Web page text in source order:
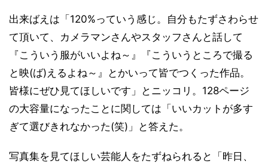
出来ばえは「120%っていう感じ。自分もたずさわらせ
て頂いて、カメラマンさんやスタッフさんと話して
『こういう服がいいよね～』『こういうところで撮る
と映(ば)えるよね～』とかいって皆でつくった作品。
皆様にぜひ見てほしいです」とニッコリ。128ページ
の大容量になったことに関しては「いいカットが多す
ぎて選びきれなかった(笑)」と答えた。
写真集を見てほしい芸能人をたずねられると「昨日、